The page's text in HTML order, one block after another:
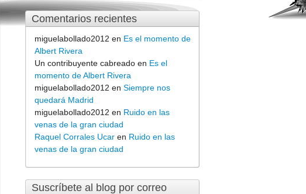
Comentarios recientes
miguelabollado2012 en Es el momento de
Albert Rivera
Un contribuyente cabreado en Es el
momento de Albert Rivera
miguelabollado2012 enSiempre nos
quedará Madrid
miguelabollado2012 en Ruido en las
venas de la gran ciudad
Raquel Corrales Ucar en Ruido en las
venas de la gran ciudad
Suscríbete al blog por correo